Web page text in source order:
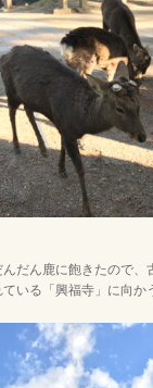
だん鹿に飽きたので、
いる「興福寺」に向か